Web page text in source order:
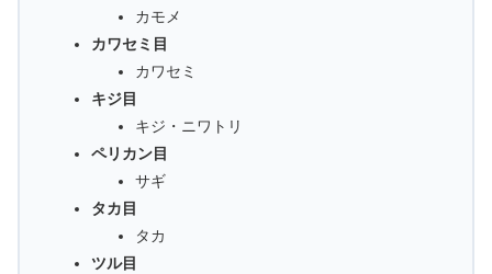
カモメ
カワセミ目
カワセミ
キジ目
キジ・ニワトリ
ペリカン目
サギ
タカ目
タカ
ツル目